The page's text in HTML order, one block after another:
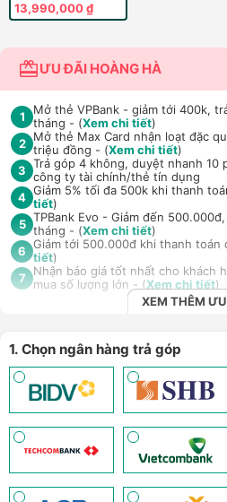
13,990,000 ₫
ƯU ĐÃI HOÀNG HÀ
1
Mở thẻ VPBank - giảm tới 400k,
tháng - (Xem chi tiết)
2 Mở thẻ Max Card nhận loạt đặc
triệu đồng - (Xem chi tiết)
3 Trả góp 4 không, duyệt nhanh 10
công ty tài chính/thẻ tín dụng
4 Giảm 5% tối đa 500k khi thanh
tiết)
5 TPBank Evo - Giảm đến
tháng - (Xem chi tiết)
6 Giảm tới 500.000đ khi thanh toán
tiết)
7
Nhận báo giá tốt nhất cho khách
mua số lượng lớn - (Xem chi tiết)
XEM THÊM
1. Chọn ngân hàng trả góp